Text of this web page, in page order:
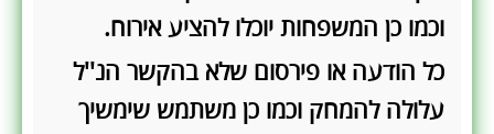
וכמו כן המשפחות יוכלו להציע אירוח.
כל הודעה או פירסום שלא בהקשר הנ''ל
עלולה להמחק וכמו כן משתמש שימשיך